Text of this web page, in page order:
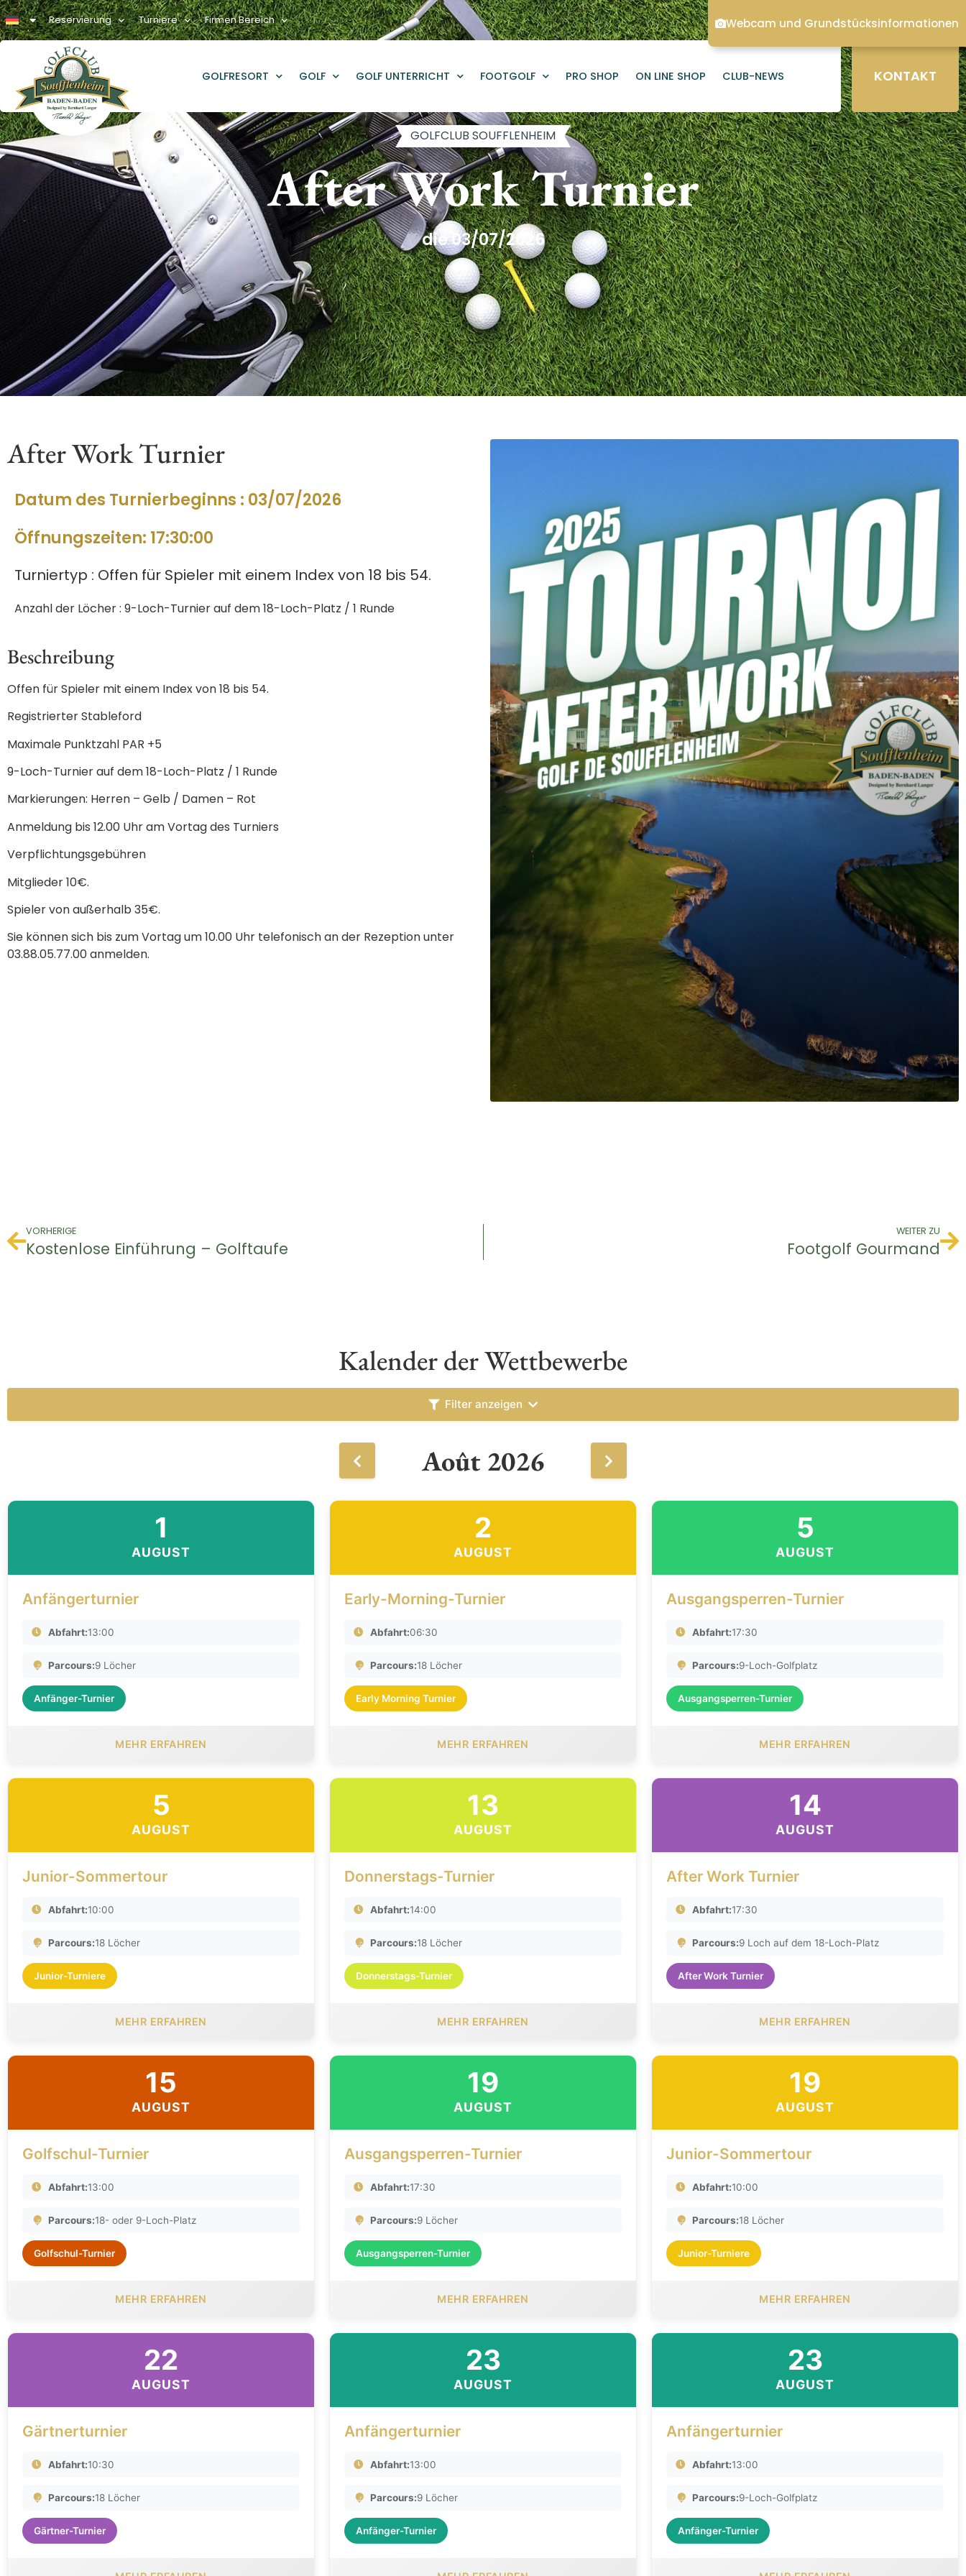
Reservierung Turniere Firmen Bereich
GOLFRESORT GOLF GOLF UNTERRICHT FOOTGOLF PRO SHOP ON LINE SHOP CLUB-NEWS KONTAKT
GOLFCLUB SOUFFLENHEIM
After Work Turnier
die 03/07/2026
After Work Turnier
Datum des Turnierbeginns : 03/07/2026
Öffnungszeiten: 17:30:00
Turniertyp : Offen für Spieler mit einem Index von 18 bis 54.
Anzahl der Löcher : 9-Loch-Turnier auf dem 18-Loch-Platz / 1 Runde
Beschreibung
Offen für Spieler mit einem Index von 18 bis 54.
Registrierter Stableford
Maximale Punktzahl PAR +5
9-Loch-Turnier auf dem 18-Loch-Platz / 1 Runde
Markierungen: Herren – Gelb / Damen – Rot
Anmeldung bis 12.00 Uhr am Vortag des Turniers
Verpflichtungsgebühren
Mitglieder 10€.
Spieler von außerhalb 35€.
Sie können sich bis zum Vortag um 10.00 Uhr telefonisch an der Rezeption unter
03.88.05.77.00 anmelden.
VORHERIGE
Kostenlose Einführung – Golftaufe
WEITER ZU
Footgolf Gourmand
Kalender der Wettbewerbe
Filter anzeigen
Août 2026
1
AUGUST
Anfängerturnier
Abfahrt:13:00
Parcours:9 Löcher
Anfänger-Turnier
MEHR ERFAHREN
2
AUGUST
Early-Morning-Turnier
Abfahrt:06:30
Parcours:18 Löcher
Early Morning Turnier
MEHR ERFAHREN
5
AUGUST
Ausgangsperren-Turnier
Abfahrt:17:30
Parcours:9-Loch-Golfplatz
Ausgangsperren-Turnier
MEHR ERFAHREN
5
AUGUST
Junior-Sommertour
Abfahrt:10:00
Parcours:18 Löcher
Junior-Turniere
MEHR ERFAHREN
13
AUGUST
Donnerstags-Turnier
Abfahrt:14:00
Parcours:18 Löcher
Donnerstags-Turnier
MEHR ERFAHREN
14
AUGUST
After Work Turnier
Abfahrt:17:30
Parcours:9 Loch auf dem 18-Loch-Platz
After Work Turnier
MEHR ERFAHREN
15
AUGUST
Golfschul-Turnier
Abfahrt:13:00
Parcours:18- oder 9-Loch-Platz
Golfschul-Turnier
MEHR ERFAHREN
19
AUGUST
Ausgangsperren-Turnier
Abfahrt:17:30
Parcours:9 Löcher
Ausgangsperren-Turnier
MEHR ERFAHREN
19
AUGUST
Junior-Sommertour
Abfahrt:10:00
Parcours:18 Löcher
Junior-Turniere
MEHR ERFAHREN
22
AUGUST
Gärtnerturnier
Abfahrt:10:30
Parcours:18 Löcher
Gärtner-Turnier
23
AUGUST
Anfängerturnier
Abfahrt:13:00
Parcours:9 Löcher
Anfänger-Turnier
23
AUGUST
Anfängerturnier
Abfahrt:13:00
Parcours:9-Loch-Golfplatz
Anfänger-Turnier
Webcam und Grundstücksinformationen